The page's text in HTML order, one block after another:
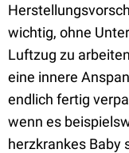
wichtig, ohne
Luftzug zu
eine innere
endlich fertig
wenn es
herzkrankes Baby